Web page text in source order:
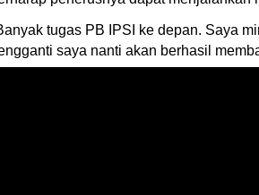
tugas PB IPSI ke depan. Saya
saya nanti akan berhasil